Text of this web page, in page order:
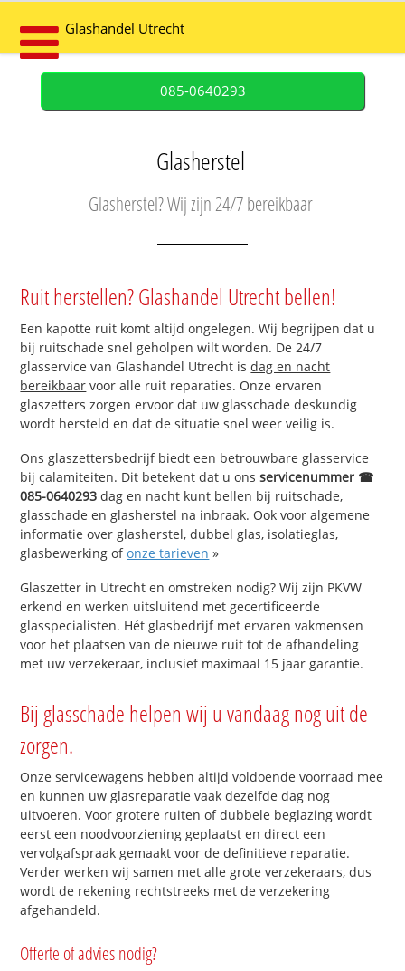
Glashandel Utrecht
085-0640293
Glasherstel
Glasherstel? Wij zijn 24/7 bereikbaar
Ruit herstellen? Glashandel Utrecht bellen!
Een kapotte ruit komt altijd ongelegen. Wij begrijpen dat u
bij ruitschade snel geholpen wilt worden. De 24/7
glasservice van Glashandel Utrecht isdag en nacht
bereikbaar voor alle ruit reparaties. Onze ervaren
glaszetters zorgen ervoor dat uw glasschade deskundig
wordt hersteld en dat de situatie snel weer veilig is.
Ons glaszettersbedrijf biedt een betrouwbare glasservice
bij calamiteiten. Dit betekent dat u onsservicenummer ☎
085-0640293 dag en nacht kunt bellen bij ruitschade,
glasschade en glasherstel na inbraak. Ook voor algemene
informatie over glasherstel, dubbel glas, isolatieglas,
glasbewerking ofonze tarieven »
Glaszetter in Utrecht en omstreken nodig? Wij zijn PKVW
erkend en werken uitsluitend met gecertificeerde
glasspecialisten. Hét glasbedrijf met ervaren vakmensen
voor het plaatsen van de nieuwe ruit tot de afhandeling
met uw verzekeraar, inclusief maximaal 15 jaar garantie.
Bij glasschade helpen wij u vandaag nog uit de
zorgen.
Onze servicewagens hebben altijd voldoende voorraad mee
en kunnen uw glasreparatie vaak dezelfde dag nog
uitvoeren. Voor grotere ruiten of dubbele beglazing wordt
eerst een noodvoorziening geplaatst en direct een
vervolgafspraak gemaakt voor de definitieve reparatie.
Verder werken wij samen met alle grote verzekeraars, dus
wordt de rekening rechtstreeks met de verzekering
afgehandeld.
Offerte of advies nodig?